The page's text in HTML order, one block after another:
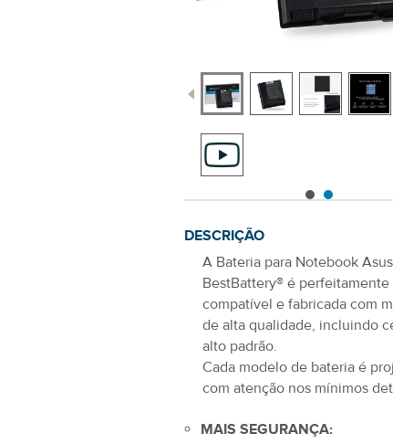
DESCRIÇÃO
A Bateria para Notebook
BestBattery® é perfeitamente
compatível e fabricada com
de alta qualidade, incluindo
alto padrão.
Cada modelo de bateria é
com atenção nos mínimos
MAIS SEGURANÇA: